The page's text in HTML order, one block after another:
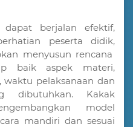
berjalan efektif,
peserta didik,
menyusun rencana
baik aspek materi,
waktu pelaksanaan dan
dibutuhkan. Kakak
model
mandiri dan sesuai